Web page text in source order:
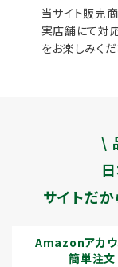
当サイト販売
実店舗にて対
をお楽しみくだ
\
サイトだ
Amazonアカウ
簡単注文